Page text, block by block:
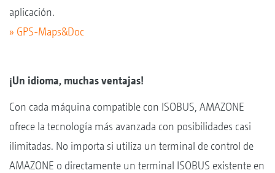
aplicación.
» GPS-Maps&Doc
¡Un idioma, muchas ventajas!
Con cada máquina compatible con ISOBUS, AMAZONE
ofrece la tecnología más avanzada con posibilidades casi
ilimitadas. No importa si utiliza un terminal de control de
AMAZONE o directamente un terminal ISOBUS existente en